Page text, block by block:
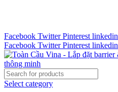
Facebook Twitter Pinterest linkedin
Facebook Twitter Pinterest linkedin
Select category